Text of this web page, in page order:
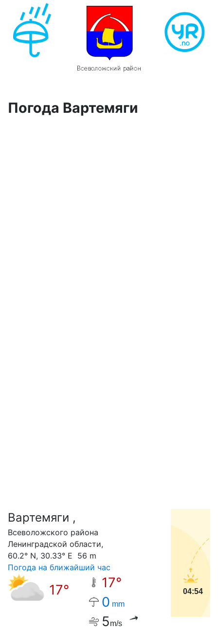
Погода Вартемяги
Вартемяги ,
Всеволожского района
Ленинградской области,
60.2° N, 30.33° E 56 m
Погода на ближайший час
17°
17°
0 mm
5m/s
04:54